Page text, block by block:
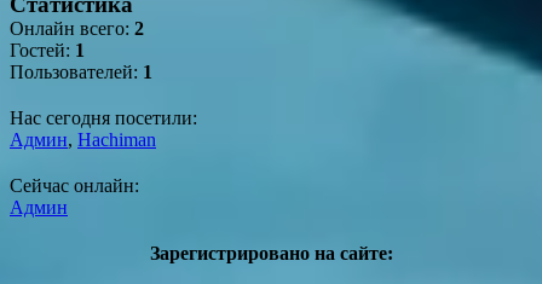
Онлайн всего: 2
Гостей: 1
Пользователей: 1
Нас сегодня посетили:
Админ, Hachiman
Сейчас онлайн:
Админ
Зарегистрировано на сайте: